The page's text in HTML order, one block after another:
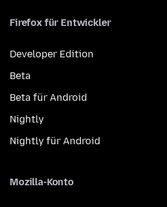
Firefox für Entwickler
Developer Edition
Beta
Beta für Android
Nightly
Nightly für Android
Mozilla-Konto